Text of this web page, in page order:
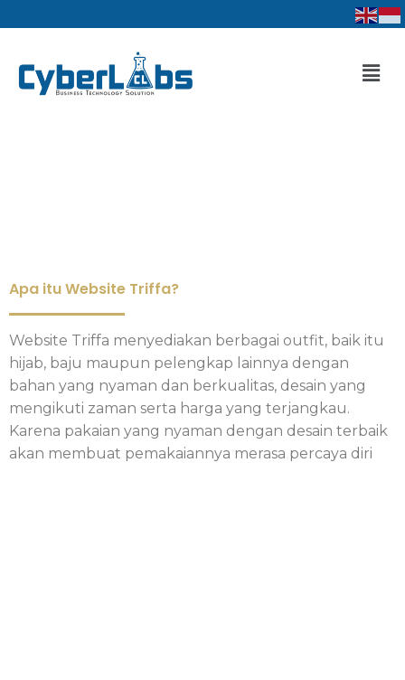
ke
Apa itu Website Triffa?
Website Triffa menyediakan berbagai outfit, baik itu
hijab, baju maupun pelengkap lainnya dengan
bahan yang nyaman dan berkualitas, desain yang
mengikuti zaman serta harga yang terjangkau.
Karena pakaian yang nyaman dengan desain terbaik
akan membuat pemakaiannya merasa percaya diri